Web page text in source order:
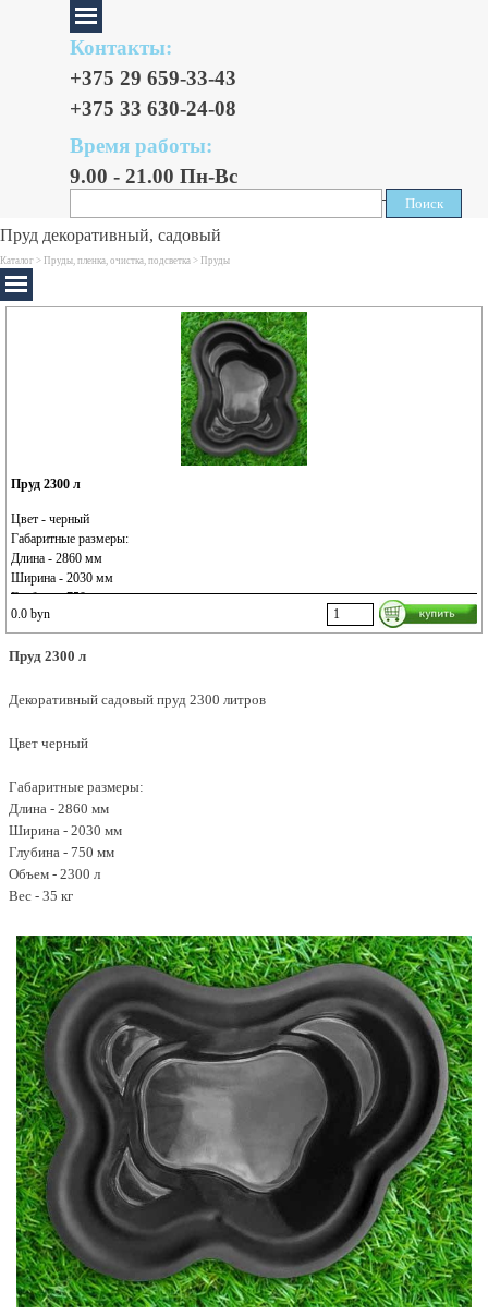
Контакты:
+375 29 659-33-43
+375 33 630-24-08
Время работы:
9.00 - 21.00 Пн-Вс
Поиск
Поиск
Пруд декоративный, садовый
Каталог > Пруды, пленка, очистка, подсветка > Пруды
Пруд 2300 л
Цвет - черный
Габаритные размеры:
Длина - 2860 мм
Ширина - 2030 мм
Глубина - 750 мм
Объем - 2300 л
Вес - 35 кг
0.0 byn
Пруд 2300 л
Декоративный садовый пруд 2300 литров
Цвет черный
Габаритные размеры:
Длина - 2860 мм
Ширина - 2030 мм
Глубина - 750 мм
Объем - 2300 л
Вес - 35 кг